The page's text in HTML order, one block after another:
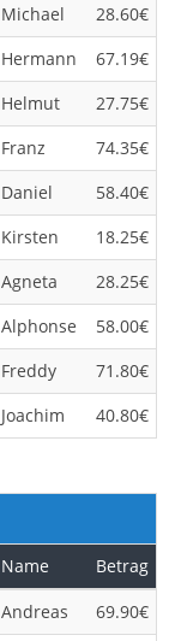
Michael
28.60€
Hermann
67.19€
Helmut
27.75€
Franz
74.35€
Daniel
58.40€
Kirsten
18.25€
Agneta
28.25€
Alphonse
58.00€
Freddy
71.80€
Joachim 40.80€
Name
Betrag
Andreas
69.90€